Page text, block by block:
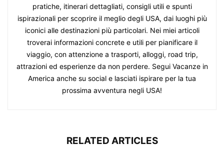
pratiche, itinerari dettagliati, consigli utili e spunti
ispirazionali per scoprire il meglio degli USA, dai luoghi più
iconici alle destinazioni più particolari. Nei miei articoli
troverai informazioni concrete e utili per pianificare il
viaggio, con attenzione a trasporti, alloggi, road trip,
attrazioni ed esperienze da non perdere. Segui Vacanze in
America anche su social e lasciati ispirare per la tua
prossima avventura negli USA!
RELATED ARTICLES